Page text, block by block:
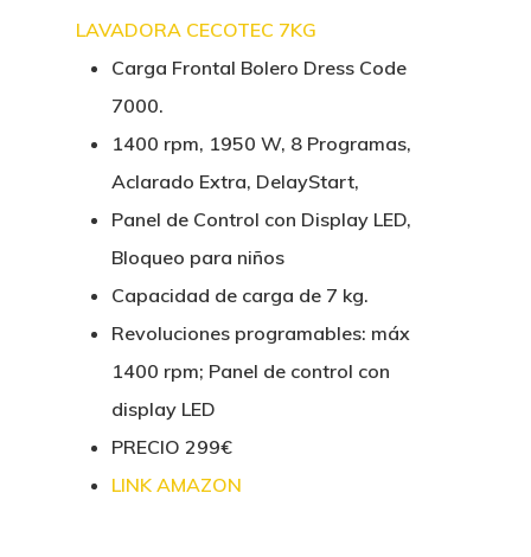
LAVADORA CECOTEC 7KG
Carga Frontal Bolero Dress Code
7000.
1400 rpm, 1950 W, 8 Programas,
Aclarado Extra, DelayStart,
Panel de Control con Display LED,
Bloqueo para niños
Capacidad de carga de 7 kg.
Revoluciones programables: máx
1400 rpm; Panel de control con
display LED
PRECIO 299€
LINK AMAZON